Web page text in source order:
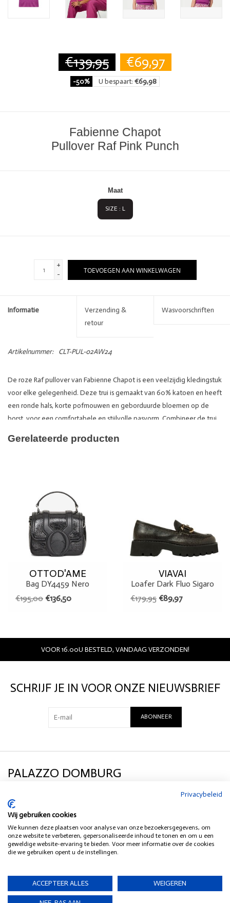
€139,95 €69,97
-50% U bespaart: €69,98
Fabienne Chapot
Pullover Raf Pink Punch
Maat
SIZE : L
+
-
TOEVOEGEN AAN WINKELWAGEN
Informatie
Verzending &
retour
Wasvoorschriften
Artikelnummer: CLT-PUL-02AW24
De roze Raf pullover van Fabienne Chapot is een veelzijdig kledingstuk
voor elke gelegenheid. Deze trui is gemaakt van 60% katoen en heeft
een ronde hals, korte pofmouwen en geborduurde bloemen op de
borst, voor een comfortabele en stijlvolle pasvorm. Combineer de trui
Gerelateerde producten
OTTOD'AME
Bag DY4459 Nero
€195,00 €136,50
VIAVAI
Loafer Dark Fluo Sigaro
€179,95 €89,97
VOOR 16.00U BESTELD, VANDAAG VERZONDEN!
SCHRIJF JE IN VOOR ONZE NIEUWSBRIEF
ABONNEER
PALAZZO DOMBURG
KLANTENSERVICE
SOCIAL MEDIA
Privacybeleid
Wij gebruiken cookies
We kunnen deze plaatsen voor analyse van onze bezoekersgegevens, om
onze website te verbeteren, gepersonaliseerde inhoud te tonen en om u een
geweldige website-ervaring te bieden. Voor meer informatie over de cookies
die we gebruiken opent u de instellingen.
ACCEPTEER ALLES WEIGEREN